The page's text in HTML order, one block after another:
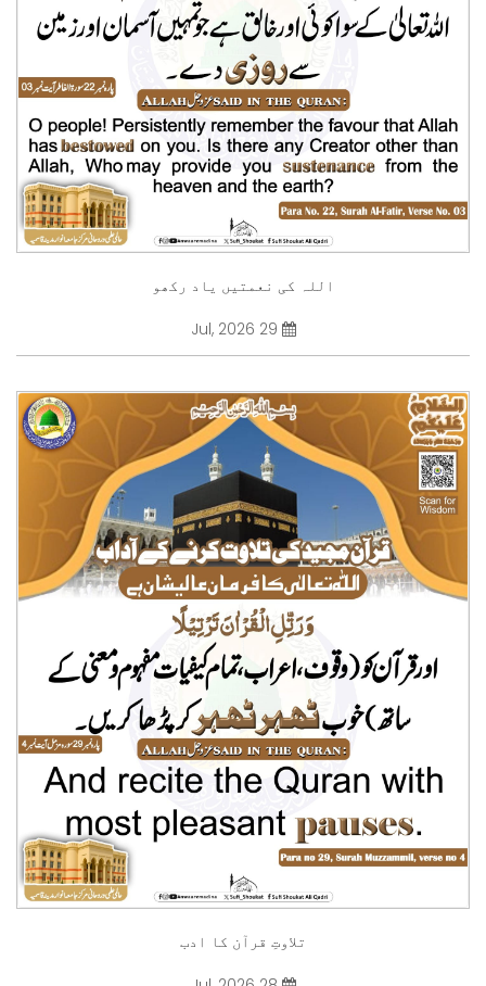
اللہ کی نعمتیں یاد رکھو
تلاوتِ قرآن کا ادب